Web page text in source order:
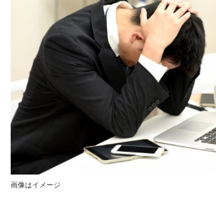
画像はイメージ